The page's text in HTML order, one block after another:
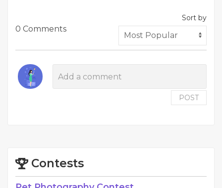
0 Comments
Sort by
POST
Contests